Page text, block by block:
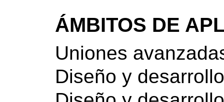
ÁMBITOS DE
Uniones
Diseño y